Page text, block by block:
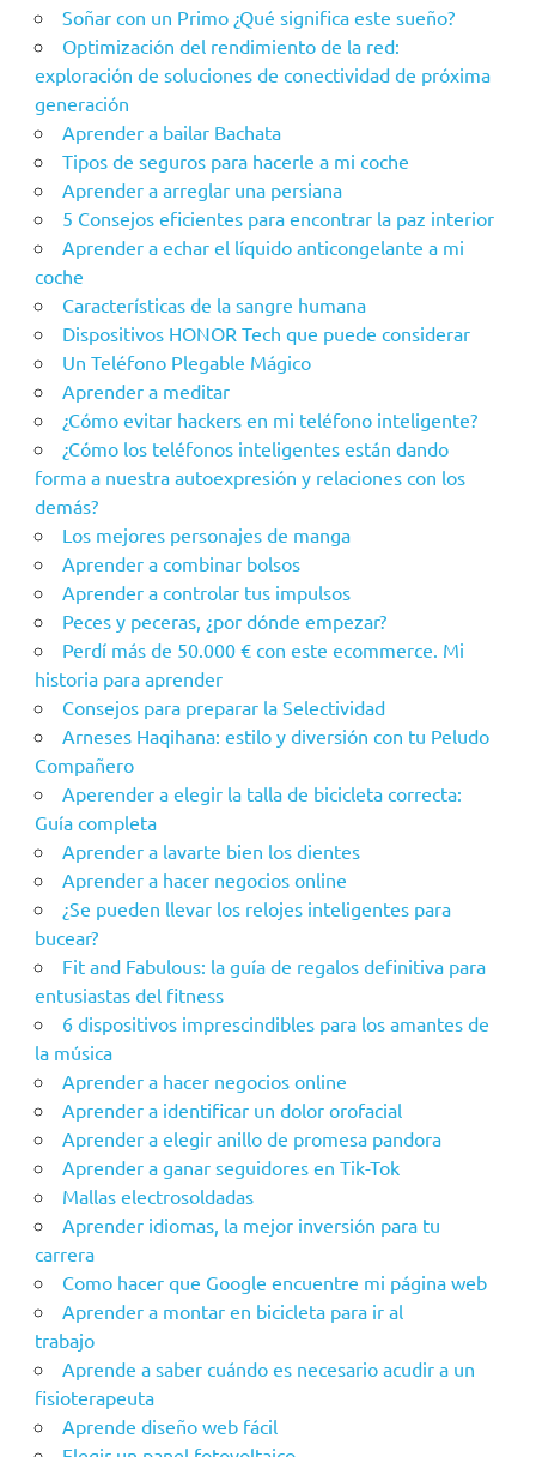
Soñar con un Primo ¿Qué significa este sueño?
Optimización del rendimiento de la red:
exploración de soluciones de conectividad de próxima
generación
Aprender a bailar Bachata
Tipos de seguros para hacerle a mi coche
Aprender a arreglar una persiana
5 Consejos eficientes para encontrar la paz interior
Aprender a echar el líquido anticongelante a mi
coche
Características de la sangre humana
Dispositivos HONOR Tech que puede considerar
Un Teléfono Plegable Mágico
Aprender a meditar
¿Cómo evitar hackers en mi teléfono inteligente?
¿Cómo los teléfonos inteligentes están dando
forma a nuestra autoexpresión y relaciones con los
demás?
Los mejores personajes de manga
Aprender a combinar bolsos
Aprender a controlar tus impulsos
Peces y peceras, ¿por dónde empezar?
Perdí más de 50.000 € con este ecommerce. Mi
historia para aprender
Consejos para preparar la Selectividad
Arneses Haqihana: estilo y diversión con tu Peludo
Compañero
Aperender a elegir la talla de bicicleta correcta:
Guía completa
Aprender a lavarte bien los dientes
Aprender a hacer negocios online
¿Se pueden llevar los relojes inteligentes para
bucear?
Fit and Fabulous: la guía de regalos definitiva para
entusiastas del fitness
6 dispositivos imprescindibles para los amantes de
la música
Aprender a hacer negocios online
Aprender a identificar un dolor orofacial
Aprender a elegir anillo de promesa pandora
Aprender a ganar seguidores en Tik-Tok
Mallas electrosoldadas
Aprender idiomas, la mejor inversión para tu
carrera
Como hacer que Google encuentre mi página web
Aprender a montar en bicicleta para ir al
trabajo
Aprende a saber cuándo es necesario acudir a un
fisioterapeuta
Aprende diseño web fácil